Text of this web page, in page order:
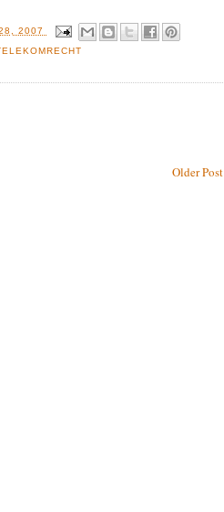
2007
Older Post